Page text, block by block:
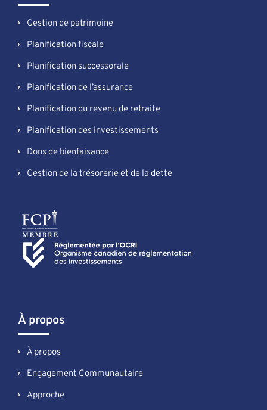
Gestion de patrimoine
Planification fiscale
Planification successorale
Planification de l’assurance
Planification du revenu de retraite
Planification des investissements
Dons de bienfaisance
Gestion de la trésorerie et de la dette
À propos
À propos
Engagement Communautaire
Approche